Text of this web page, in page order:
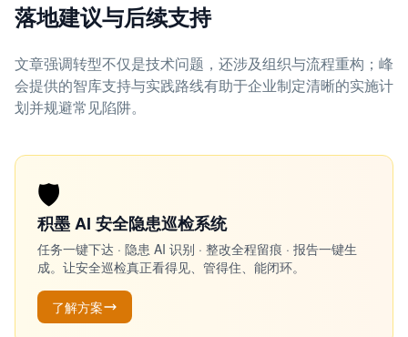
落地建议与后续支持
文章强调转型不仅是技术问题，还涉及组织与流程重构；峰
会提供的智库支持与实践路线有助于企业制定清晰的实施计
划并规避常见陷阱。
🛡️
积墨 AI 安全隐患巡检系统
任务一键下达 · 隐患 AI 识别 · 整改全程留痕 · 报告一键生
成。让安全巡检真正看得见、管得住、能闭环。
了解方案